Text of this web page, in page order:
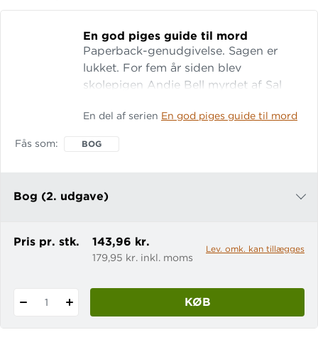
En god piges guide til mord
Paperback-genudgivelse. Sagen er
lukket. For fem år siden blev
skolepigen Andie Bell myrdet af Sal
i byen ved, han gjorde det. Men Pippa
spænde ben for hendes projekt. Og
En del af serien En god piges guide til mord
Fås som BOG
Bog (2. udgave)
Bog (1. udgave)
Pris pr. stk. 143,96 kr.
179,95 kr. inkl. moms
Lev. omk. kan tillægges
1 KØB